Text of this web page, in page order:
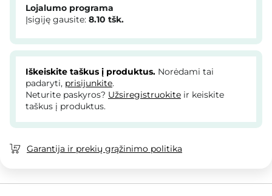
Lojalumo programa
Įsigiję gausite: 8.10 tšk.
Iškeiskite taškus į produktus. Norėdami tai
padaryti, prisijunkite.
Neturite paskyros? Užsiregistruokite ir keiskite
taškus į produktus.
Garantija ir prekių grąžinimo politika